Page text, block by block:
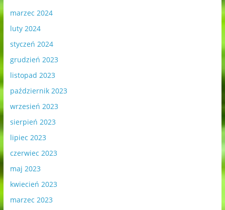
marzec 2024
luty 2024
styczeń 2024
grudzień 2023
listopad 2023
październik 2023
wrzesień 2023
sierpień 2023
lipiec 2023
czerwiec 2023
maj 2023
kwiecień 2023
marzec 2023